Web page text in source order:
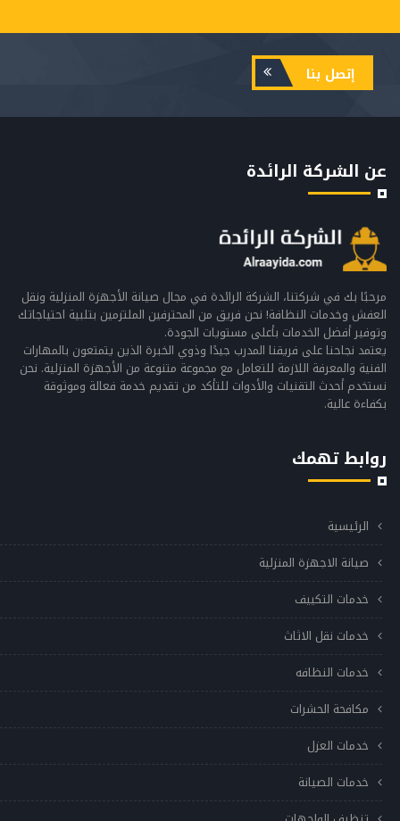
إتصل بنا
عن الشركة الرائدة
مرحبًا بك في شركتنا، الشركة الرائدة في مجال صيانة الأجهزة المنزلية ونقل
العفش وخدمات النظافة! نحن فريق من المحترفين الملتزمين بتلبية احتياجاتك
وتوفير أفضل الخدمات بأعلى مستويات الجودة.
يعتمد نجاحنا على فريقنا المدرب جيدًا وذوي الخبرة الذين يتمتعون بالمهارات
الفنية والمعرفة اللازمة للتعامل مع مجموعة متنوعة من الأجهزة المنزلية. نحن
نستخدم أحدث التقنيات والأدوات للتأكد من تقديم خدمة فعالة وموثوقة
بكفاءة عالية.
روابط تهمك
الرئيسية
صيانة الاجهزة المنزلية
خدمات التكييف
خدمات نقل الاثاث
خدمات النظافه
مكافحة الحشرات
خدمات العزل
خدمات الصيانة